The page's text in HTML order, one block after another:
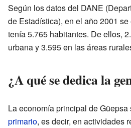
Según los datos del DANE
de Estadística), en el año 2001
tenía 5.765 habitantes. De ellos,
urbana y 3.595 en las áreas
¿A qué se dedica la
La economía principal de Güepsa
primario, es decir, en actividades